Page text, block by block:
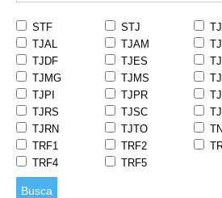
STF STJ
TJAL
TJAM
TJDF
TJES
TJMG
TJMS
TJPI
TJPR
TJRS
TJSC
TJRN
TJTO
TRF1
TRF2
TRF4
TRF5
Busca